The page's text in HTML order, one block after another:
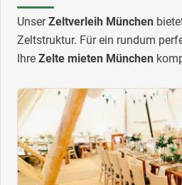
UnserZeltverleih München
Zeltstruktur. Für ein rundum
Ihre Zelte mieten München